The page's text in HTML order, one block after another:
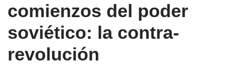
comienzos del poder
soviético: la contra-
revolución